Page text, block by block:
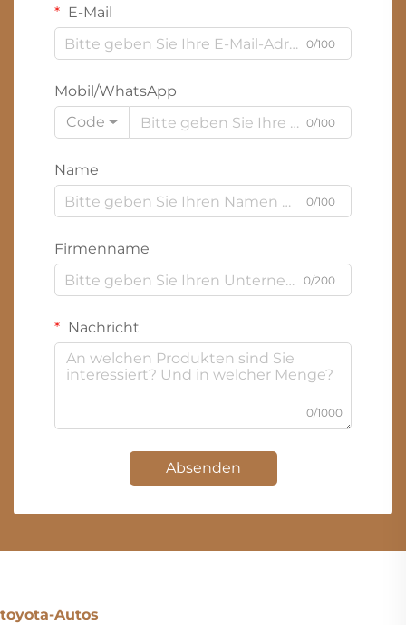
E-Mail
0/100
Mobil/WhatsApp
Code
0/100
Name
0/100
Firmenname
0/200
Nachricht
0/1000
Absenden
toyota-Autos